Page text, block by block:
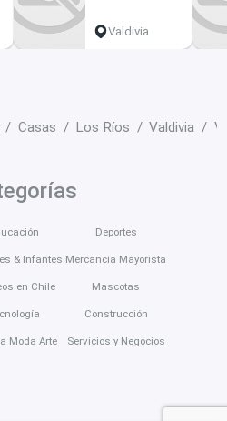
Valdivia
Casas Los Ríos Valdivia
& Infantes
en Chile
Moda Arte
Deportes
Mercancía Mayorista
Mascotas
Construcción
Servicios y Negocios